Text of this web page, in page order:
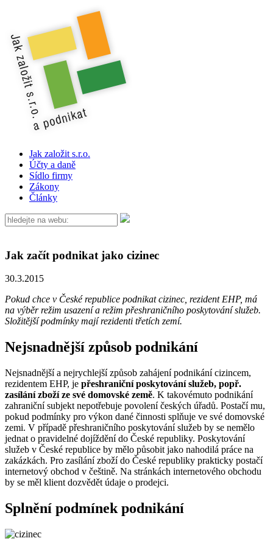
Jak založit s.r.o.
Účty a daně
Sídlo firmy
Zákony
Články
Jak začít podnikat jako cizinec
30.3.2015
Pokud chce v České republice podnikat cizinec, rezident EHP, má
na výběr režim usazení a režim přeshraničního poskytování služeb.
Složitější podmínky mají rezidenti třetích zemí.
Nejsnadnější způsob podnikání
Nejsnadnější a nejrychlejší způsob zahájení podnikání cizincem,
rezidentem EHP, je přeshraniční poskytování služeb, popř.
zasílání zboží ze své domovské země. K takovémuto podnikání
zahraniční subjekt nepotřebuje povolení českých úřadů. Postačí mu,
pokud podmínky pro výkon dané činnosti splňuje ve své domovské
zemi. V případě přeshraničního poskytování služeb by se nemělo
jednat o pravidelné dojíždění do České republiky. Poskytování
služeb v České republice by mělo působit jako nahodilá práce na
zakázkách. Pro zasílání zboží do České republiky prakticky postačí
internetový obchod v češtině. Na stránkách internetového obchodu
by se měl klient dozvědět údaje o prodejci.
Splnění podmínek podnikání